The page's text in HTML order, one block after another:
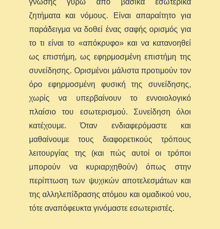
γνώσης γύρω από βασικά εσωτερικά
ζητήματα και νόμους. Είναι απαραίτητο για
παράδειγμα να δοθεί ένας σαφής ορισμός για
το τι είναι το «απόκρυφο» και να κατανοηθεί
ως επιστήμη, ως εφηρμοσμένη επιστήμη της
συνείδησης. Ορισμένοι μάλιστα προτιμούν τον
όρο εφηρμοσμένη φυσική της συνείδησης,
χωρίς να υπερβαίνουν το εννοιολογικό
πλαίσιο του εσωτερισμού. Συνείδηση όλοι
κατέχουμε. Όταν ενδιαφερόμαστε και
μαθαίνουμε τους διαφορετικούς τρόπους
λειτουργίας της (και πώς αυτοί οι τρόποι
μπορούν να κυριαρχηθούν) όπως στην
περίπτωση των ψυχικών αποτελεσμάτων και
της αλληλεπίδρασης ατόμου και ομαδικού νου,
τότε αναπόφευκτα γινόμαστε εσωτεριστές.